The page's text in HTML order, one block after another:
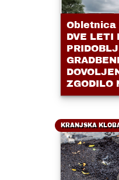
Obletnica
DVE LETI
ZGODILO
KRANJSKA